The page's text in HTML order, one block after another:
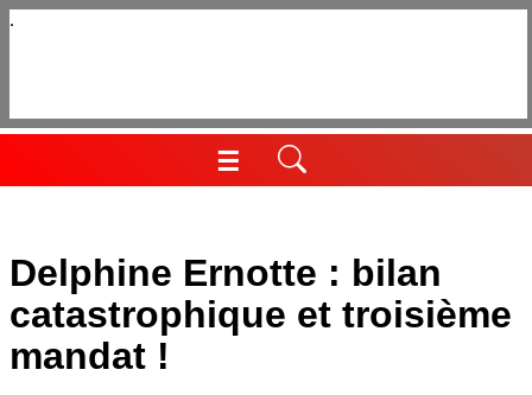
Aller
☰
Menu
Delphine Ernotte : bilan
catastrophique et troisième
mandat !